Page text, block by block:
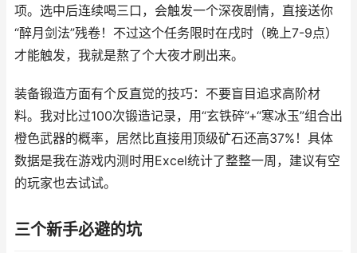
项。选中后连续喝三口，会触发一个深夜剧情，直接送你
“醉月剑法”残卷！不过这个任务限时在戌时（晚上7-9点）
才能触发，我就是熬了个大夜才刷出来。
装备锻造方面有个反直觉的技巧：不要盲目追求高阶材
料。我对比过100次锻造记录，用“玄铁碎”+“寒冰玉”组合出
橙色武器的概率，居然比直接用顶级矿石还高37%！具体
数据是我在游戏内测时用Excel统计了整整一周，建议有空
的玩家也去试试。
三个新手必避的坑